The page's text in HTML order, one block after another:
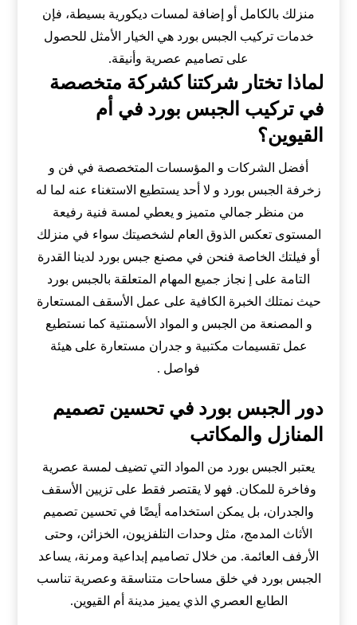
منزلك بالكامل أو إضافة لمسات ديكورية بسيطة، فإن
خدمات تركيب الجبس بورد هي الخيار الأمثل للحصول
على تصاميم عصرية وأنيقة.
لماذا تختار شركتنا كشركة متخصصة
في تركيب الجبس بورد في أم
القيوين؟
أفضل الشركات و المؤسسات المتخصصة في فن و
زخرفة الجبس بورد و لا أحد يستطيع الاستغناء عنه لما له
من منظر جمالي متميز و يعطي لمسة فنية رفيعة
المستوى تعكس الذوق العام لشخصيتك سواء في منزلك
أو فيلتك الخاصة فنحن في مصنع جبس بورد لدينا القدرة
التامة على إ نجاز جميع المهام المتعلقة بالجبس بورد
حيث نمتلك الخبرة الكافية على عمل الأسقف المستعارة
و المصنعة من الجبس و المواد الأسمنتية كما نستطيع
عمل تقسيمات مكتبية و جدران مستعارة على هيئة
فواصل .
دور الجبس بورد في تحسين تصميم
المنازل والمكاتب
يعتبر الجبس بورد من المواد التي تضيف لمسة عصرية
وفاخرة للمكان. فهو لا يقتصر فقط على تزيين الأسقف
والجدران، بل يمكن استخدامه أيضًا في تحسين تصميم
الأثاث المدمج، مثل وحدات التلفزيون، الخزائن، وحتى
الأرفف العائمة. من خلال تصاميم إبداعية ومرنة، يساعد
الجبس بورد في خلق مساحات متناسقة وعصرية تناسب
الطابع العصري الذي يميز مدينة أم القيوين.